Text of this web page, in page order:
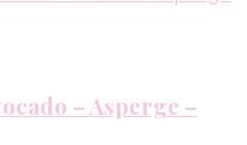
– Asperge –